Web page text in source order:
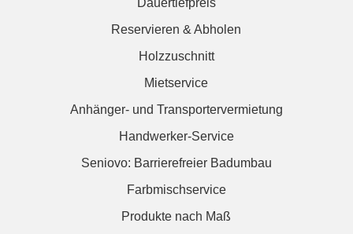
Dauertiefpreis
Reservieren & Abholen
Holzzuschnitt
Mietservice
Anhänger- und Transportervermietung
Handwerker-Service
Seniovo: Barrierefreier Badumbau
Farbmischservice
Produkte nach Maß